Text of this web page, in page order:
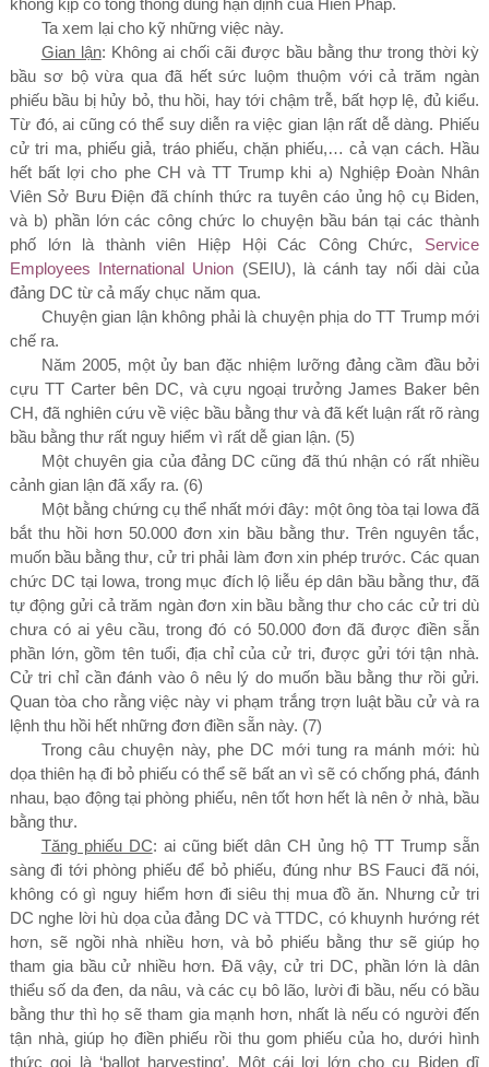
không kịp có tổng thống đúng hạn định của Hiến Pháp.
Ta xem lại cho kỹ những việc này.
Gian lận: Không ai chối cãi được bầu bằng thư trong thời kỳ
bầu sơ bộ vừa qua đã hết sức luộm thuộm với cả trăm ngàn
phiếu bầu bị hủy bỏ, thu hồi, hay tới chậm trễ, bất hợp lệ, đủ kiểu.
Từ đó, ai cũng có thể suy diễn ra việc gian lận rất dễ dàng. Phiếu
cử tri ma, phiếu giả, tráo phiếu, chặn phiếu,… cả vạn cách. Hầu
hết bất lợi cho phe CH và TT Trump khi a) Nghiệp Đoàn Nhân
Viên Sở Bưu Điện đã chính thức ra tuyên cáo ủng hộ cụ Biden,
và b) phần lớn các công chức lo chuyện bầu bán tại các thành
phố lớn là thành viên Hiệp Hội Các Công Chức, Service
Employees International Union (SEIU), là cánh tay nối dài của
đảng DC từ cả mấy chục năm qua.
Chuyện gian lận không phải là chuyện phịa do TT Trump mới
chế ra.
Năm 2005, một ủy ban đặc nhiệm lưỡng đảng cầm đầu bởi
cựu TT Carter bên DC, và cựu ngoại trưởng James Baker bên
CH, đã nghiên cứu về việc bầu bằng thư và đã kết luận rất rõ ràng
bầu bằng thư rất nguy hiểm vì rất dễ gian lận. (5)
Một chuyên gia của đảng DC cũng đã thú nhận có rất nhiều
cảnh gian lận đã xẩy ra. (6)
Một bằng chứng cụ thể nhất mới đây: một ông tòa tại Iowa đã
bắt thu hồi hơn 50.000 đơn xin bầu bằng thư. Trên nguyên tắc,
muốn bầu bằng thư, cử tri phải làm đơn xin phép trước. Các quan
chức DC tại Iowa, trong mục đích lộ liễu ép dân bầu bằng thư, đã
tự động gửi cả trăm ngàn đơn xin bầu bằng thư cho các cử tri dù
chưa có ai yêu cầu, trong đó có 50.000đơn đã được điền sẵn
phần lớn, gồm tên tuổi, địa chỉ của cử tri, được gửi tới tận nhà.
Cử tri chỉ cần đánh vào ô nêu lý do muốn bầu bằng thư rồi gửi.
Quan tòa cho rằng việc này vi phạm trắng trợn luật bầu cử và ra
lệnh thu hồi hết những đơn điền sẵn này. (7)
Trong câu chuyện này, phe DC mới tung ra mánh mới: hù
dọa thiên hạ đi bỏ phiếu có thể sẽ bất an vì sẽ có chống phá, đánh
nhau, bạo động tại phòng phiếu, nên tốt hơn hết là nên ở nhà, bầu
bằng thư.
Tăng phiếu DC: ai cũng biết dân CH ủng hộ TT Trump sẵn
sàng đi tới phòng phiếu để bỏ phiếu, đúng như BS Fauci đã nói,
không có gì nguy hiểm hơn đi siêu thị mua đồ ăn. Nhưng cử tri
DC nghe lời hù dọa của đảng DC và TTDC, có khuynh hướng rét
hơn, sẽ ngồi nhà nhiều hơn, và bỏ phiếu bằng thư sẽ giúp họ
tham gia bầu cử nhiều hơn. Đã vậy, cử tri DC, phần lớn là dân
thiểu số da đen, da nâu, và các cụ bô lão, lười đi bầu, nếu có bầu
bằng thư thì họ sẽ tham gia mạnh hơn, nhất là nếu có người đến
tận nhà, giúp họ điền phiếu rồi thu gom phiếu của ho, dưới hình
thức gọi là ‘ballot harvesting’. Một cái lợi lớn cho cụ Biden dĩ